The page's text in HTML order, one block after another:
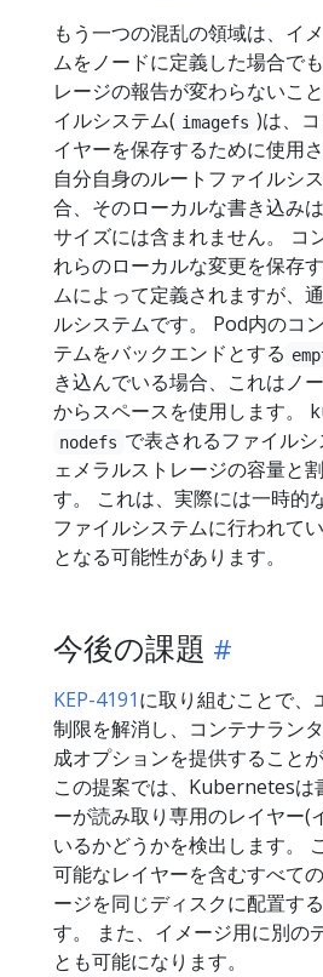
もう一つの混乱の領域は、イ
ムをノードに定義した場合で
レージの報告が変わらないこ
イルシステム( imagefs )は、
イヤーを保存するために使用
自分自身のルートファイルシ
合、そのローカルな書き込み
サイズには含まれません。 コ
れらのローカルな変更を保存
ムによって定義されますが、
ルシステムです。 Pod内のコ
テムをバックエンドとする
き込んでいる場合、これはノ
からスペースを使用します。
nodefs で表されるファイル
ェメラルストレージの容量と
す。 これは、実際には一時的
ファイルシステムに行われて
となる可能性があります。
今後の課題
KEP-4191に取り組むことで、
制限を解消し、コンテナラン
成オプションを提供すること
この提案では、Kubernetesは
ーが読み取り専用のレイヤー(
いるかどうかを検出します。
可能なレイヤーを含むすべて
ージを同じディスクに配置す
す。 また、イメージ用に別の
とも可能になります。